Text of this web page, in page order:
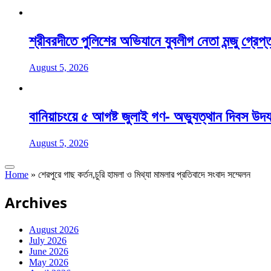
শ্রীবরদীতে পুলিশের অভিযানে যুবলীগ নেতা মন্জু
August 5, 2026
বানিয়াচংয়ে ৫ আগষ্ট জুলাই গণ- অভ্যুত্থান দিবস
August 5, 2026
Home » শেরপুরে গাছ কর্তন,চুরি হামলা ও মিথ্যা মামলার প্রতিবাদে সংবাদ সম্মেলন
Archives
August 2026
July 2026
June 2026
May 2026